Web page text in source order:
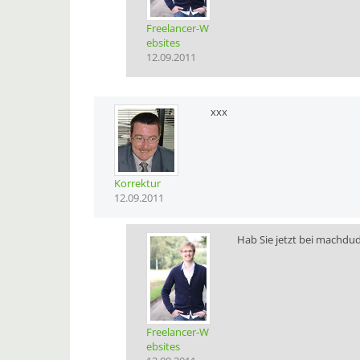
Freelancer-W
ebsites
12.09.2011
Korrektur
12.09.2011
xxx
Freelancer-W
ebsites
Hab Sie jetzt bei